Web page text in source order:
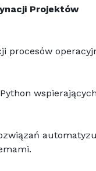
Projektów
procesów